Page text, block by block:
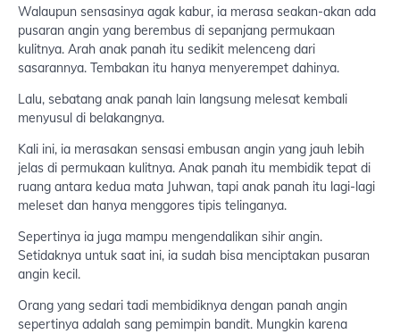
Walaupun sensasinya agak kabur, ia merasa seakan-akan ada
pusaran angin yang berembus di sepanjang permukaan
kulitnya. Arah anak panah itu sedikit melenceng dari
sasarannya. Tembakan itu hanya menyerempet dahinya.
Lalu, sebatang anak panah lain langsung melesat kembali
menyusul di belakangnya.
Kali ini, ia merasakan sensasi embusan angin yang jauh lebih
jelas di permukaan kulitnya. Anak panah itu membidik tepat di
ruang antara kedua mata Juhwan, tapi anak panah itu lagi-lagi
meleset dan hanya menggores tipis telinganya.
Sepertinya ia juga mampu mengendalikan sihir angin.
Setidaknya untuk saat ini, ia sudah bisa menciptakan pusaran
angin kecil.
Orang yang sedari tadi membidiknya dengan panah angin
sepertinya adalah sang pemimpin bandit. Mungkin karena